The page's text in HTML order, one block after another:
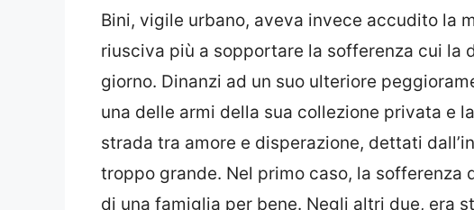
Bini, vigile urbano, aveva invece accudito la
riusciva più a sopportare la sofferenza cui la
giorno. Dinanzi ad un suo ulteriore
una delle armi della sua collezione privata e
strada tra amore e disperazione, dettati
troppo grande. Nel primo caso, la
di una famiglia per bene. Negli altri due, era